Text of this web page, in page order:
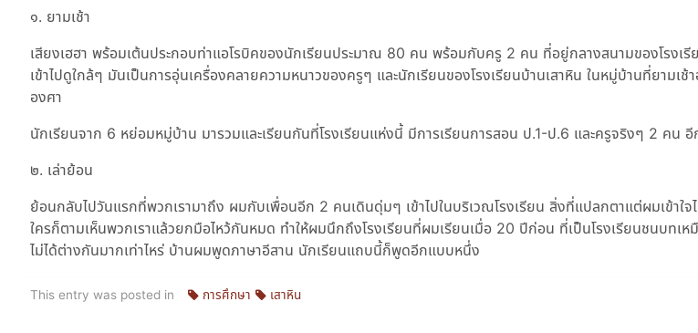
๑. ยามเช้า
เสียงเฮฮา พร้อมเต้นประกอบท่าแอโรบิคของนักเรียนประมาณ 80 คน พร้อมกับครู 2 คน ที่อยู่กลางสนามของโรงเรี
เข้าไปดูใกล้ๆ มันเป็นการอุ่นเครื่องคลายความหนาวของครูๆ และนักเรียนของโรงเรียนบ้านเสาหิน ในหมู่บ้านที่ยาม
องศา
นักเรียนจาก 6 หย่อมหมู่บ้าน มารวมและเรียนกันที่โรงเรียนแห่งนี้ มีการเรียนการสอน ป.1-ป.6 และครูจริงๆ 2 คน
๒. เล่าย้อน
ย้อนกลับไปวันแรกที่พวกเรามาถึง ผมกับเพื่อนอีก 2 คนเดินดุ่มๆ เข้าไปในบริเวณโรงเรียน สิ่งที่แปลกตาแต่ผมเข้าใจ
ใครก็ตามเห็นพวกเราแล้วยกมือไหว้กันหมด ทำให้ผมนึกถึงโรงเรียนที่ผมเรียนเมื่อ 20 ปีก่อน ที่เป็นโรงเรียนชนบทเห
ไม่ได้ต่างกันมากเท่าไหร่ บ้านผมพูดภาษาอีสาน นักเรียนแถบนี้ก็พูดอีกแบบหนึ่ง
This entry was posted in การศึกษา เสาหิน